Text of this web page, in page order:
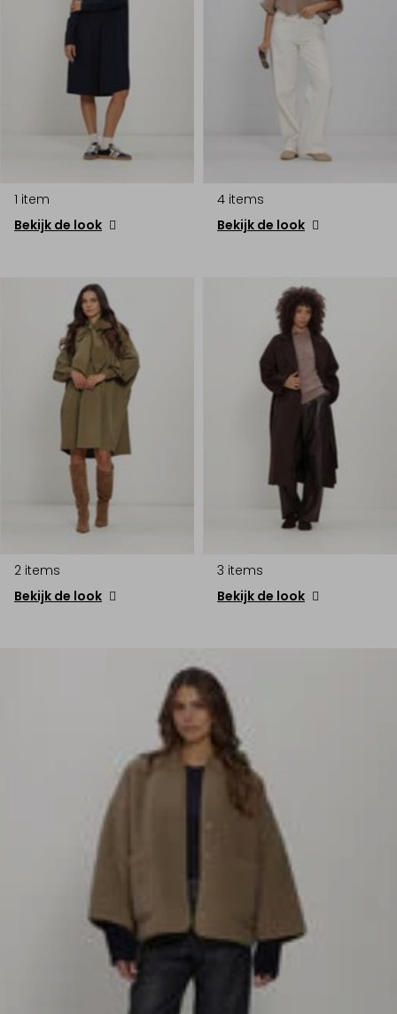
1 item
Bekijk de look
4 items
Bekijk de look
2 items
Bekijk de look
3 items
Bekijk de look